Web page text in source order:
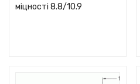
міцності 8.8/10.9